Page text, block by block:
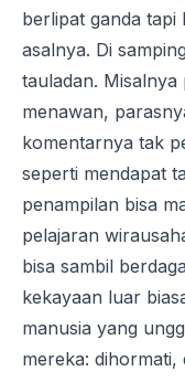
berlipat ganda tapi
asalnya. Di
tauladan.
menawan,
komentarnya tak
seperti mendapat
penampilan bisa
pelajaran
bisa sambil
kekayaan luar
manusia yang
mereka: dihormati,